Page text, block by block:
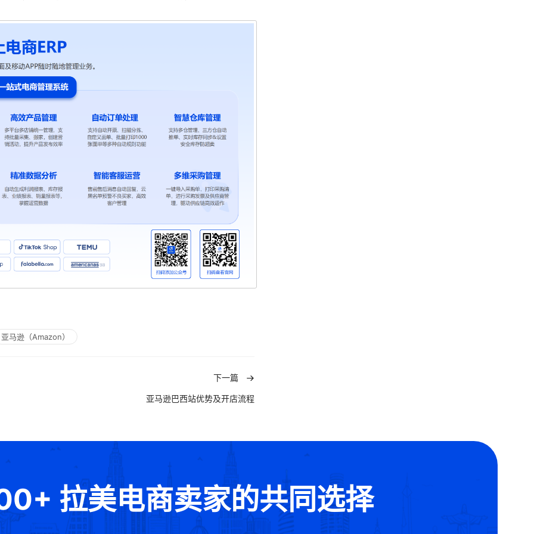
亚马逊（Amazon）
下一篇
亚马逊巴西站优势及开店流程
拉美电商卖家的共同选择